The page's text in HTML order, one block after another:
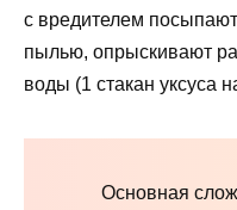
с вредителем
пылью, опрыскивают
воды (1 стакан уксуса
Основная